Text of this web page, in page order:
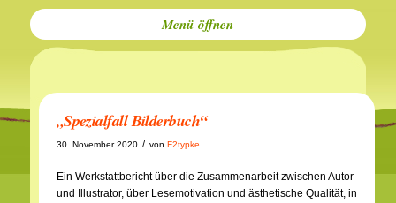
Menü
„Spezialfall Bilderbuch“
30. November 2020 / von F2typke
Ein Werkstattbericht über die Zusammenarbeit zwischen Autor
und Illustrator, über Lesemotivation und ästhetische Qualität, in